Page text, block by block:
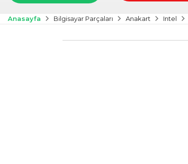
Anasayfa Bilgisayar Parçaları Anakart Intel